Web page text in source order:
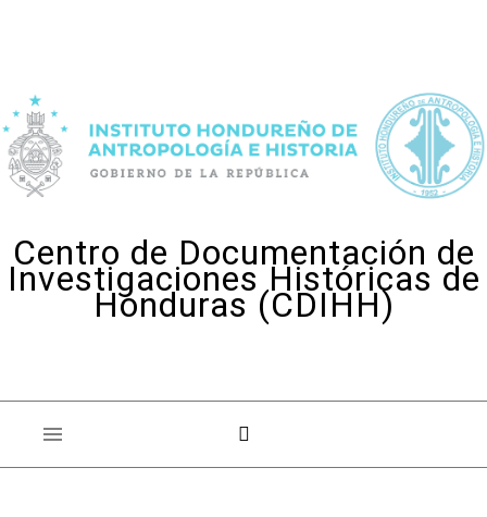
Centro de Documentación de
Investigaciones Históricas de
Honduras (CDIHH)